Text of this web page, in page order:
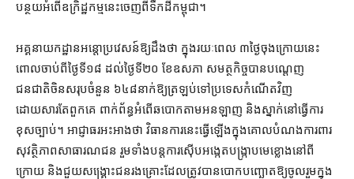
បន្ថយ​អំពើ​ឧក្រិដ្ឋកម្ម​នេះ​ចេញពី​ទឹកដី​កម្ពុជា​។​
អគ្គនាយកដ្ឋាន​អន្តោប្រវេសន៍​ឱ្យដឹង​ថា ក្នុង​រយៈពេល ៣​ថ្ងៃ​ចុង​ក្រោយនេះ​
ពោល​ចាប់ពី​ថ្ងៃទី​១៨ ដល់​ថ្ងៃទី​២០ ខែឧសភា សមត្ថកិច្ច​បាន​បណ្ដេញ​
ជនជាតិ​ចិន​សរុប​ចំនួន ៦៤៨​នាក់​ឱ្យ​ត្រឡប់​ទៅ​ប្រទេស​កំណើត​វិញ​
ដោយសារតែ​ពួកគេ ពាក់ព័ន្ធ​អំពើ​ឆបោក​តាម​អនឡាញ និង​ស្នាក់នៅ​ធ្វើការ​
ខុសច្បាប់​។ អាជ្ញាធរ​អះអាង​ថា វិធានការ​នេះ​ធ្វើឡើង​ក្នុង​គោលបំណង​ការពារ​
សុវត្ថិភាព​សាធារណជន រួម​ទាំង​បន្ត​ការស៊ើបអង្កេត​បង្ក្រាប​មេខ្លោង​នៅ​ពី
ក្រោយ និង​ជួយសង្គ្រោះ​ជនរងគ្រោះ​ដែល​ត្រូវ​បាន​បោក​បញ្ឆោត​ឱ្យ​ចូលរួម​ក្នុង​